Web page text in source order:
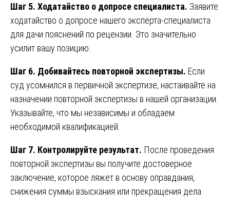
Шаг 5. Ходатайство о допросе специалиста. Заявите
ходатайство о допросе нашего эксперта-специалиста
для дачи пояснений по рецензии. Это значительно
усилит вашу позицию.
Шаг 6. Добивайтесь повторной экспертизы. Если
суд усомнился в первичной экспертизе, настаивайте на
назначении повторной экспертизы в нашей организации.
Указывайте, что мы независимы и обладаем
необходимой квалификацией.
Шаг 7. Контролируйте результат. После проведения
повторной экспертизы вы получите достоверное
заключение, которое ляжет в основу оправдания,
снижения суммы взыскания или прекращения дела.